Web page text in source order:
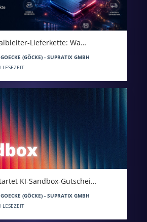
Lieferkette: Wa…
(GÖCKE) - SUPRATIX GMBH
KI-Sandbox-Gutschei…
(GÖCKE) - SUPRATIX GMBH